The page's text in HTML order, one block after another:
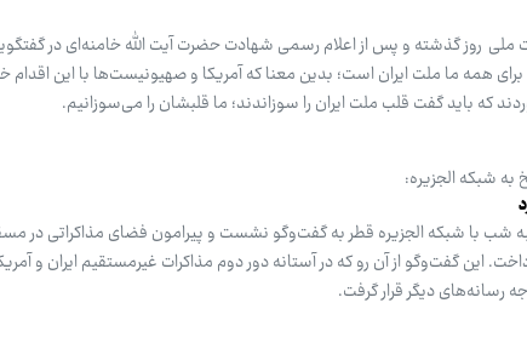
ملی روز گذشته و پس از اعلام رسمی شهادت حضرت آیت الله خامنه‌ای در
همه ما ملت ایران است؛ بدین معنا که آمریکا و صهیونیست‌ها با این
که باید گفت قلب ملت ایران را سوزاندند؛ ما قلبشان را می‌سوزانیم.
شبکه الجزیره:
شب با شبکه الجزیره قطر به گفت‌وگو نشست و پیرامون فضای مذاکراتی در
این گفت‌وگو از آن رو که در آستانه دور دوم مذاکرات غیرمستقیم ایران و
رسانه‌های دیگر قرار گرفت.